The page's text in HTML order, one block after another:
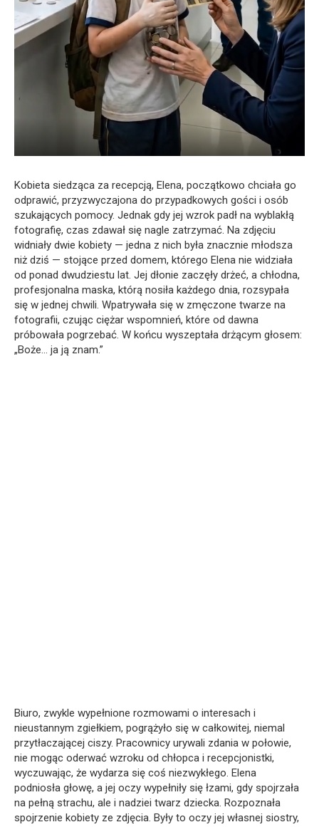
Kobieta siedząca za recepcją, Elena, początkowo chciała go
odprawić, przyzwyczajona do przypadkowych gości i osób
szukających pomocy. Jednak gdy jej wzrok padł na wyblakłą
fotografię, czas zdawał się nagle zatrzymać. Na zdjęciu
widniały dwie kobiety — jedna z nich była znacznie młodsza
niż dziś — stojące przed domem, którego Elena nie widziała
od ponad dwudziestu lat. Jej dłonie zaczęły drżeć, a chłodna,
profesjonalna maska, którą nosiła każdego dnia, rozsypała
się w jednej chwili. Wpatrywała się w zmęczone twarze na
fotografii, czując ciężar wspomnień, które od dawna
próbowała pogrzebać. W końcu wyszeptała drżącym głosem:
„Boże… ja ją znam.”
Biuro, zwykle wypełnione rozmowami o interesach i
nieustannym zgiełkiem, pogrążyło się w całkowitej, niemal
przytłaczającej ciszy. Pracownicy urywali zdania w połowie,
nie mogąc oderwać wzroku od chłopca i recepcjonistki,
wyczuwając, że wydarza się coś niezwykłego. Elena
podniosła głowę, a jej oczy wypełniły się łzami, gdy spojrzała
na pełną strachu, ale i nadziei twarz dziecka. Rozpoznała
spojrzenie kobiety ze zdjęcia. Były to oczy jej własnej siostry,